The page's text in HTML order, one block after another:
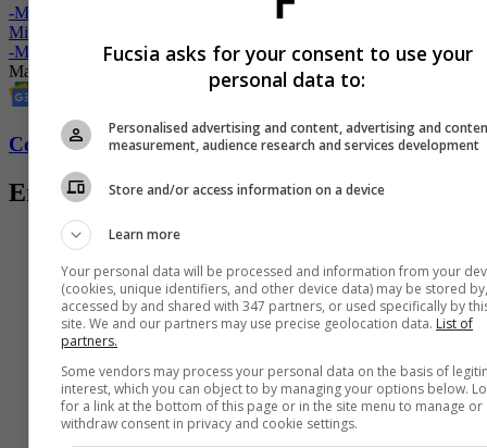
-Martha Isabel Bolaños y su particular anécdota con Chris Tucker y
Michael Jackson
-Martha Isabel Bolaños confiesa que sí salió con Carpentier
Martha Isabel Bolaños
Michael Jackson Famosos
Conozca más de Fucsia aquí
Entradas relacionadas
Fucsia asks for your consent to use your
personal data to:
Personalised advertising and content, advertising and
measurement, audience research and services development
Store and/or access information on a device
Learn more
Your personal data will be processed and information from your
(cookies, unique identifiers, and other device data) may be stored by,
accessed by and shared with 347 partners, or used specifically by
site. We and our partners may use precise geolocation data. List of
partners.
Some vendors may process your personal data on the basis of
interest, which you can object to by managing your options below.
for a link at the bottom of this page or in the site menu to manage or
withdraw consent in privacy and cookie settings.